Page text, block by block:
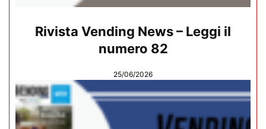
Rivista Vending News – Leggi il
numero 82
25/06/2026